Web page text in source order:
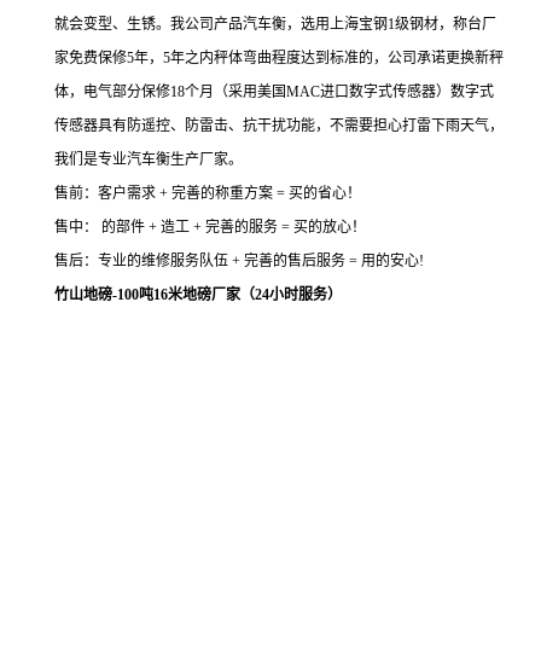
就会变型、生锈。我公司产品汽车衡，选用上海宝钢1级钢材，称台厂
家免费保修5年，5年之内秤体弯曲程度达到标准的，公司承诺更换新秤
体，电气部分保修18个月（采用美国MAC进口数字式传感器）数字式
传感器具有防遥控、防雷击、抗干扰功能，不需要担心打雷下雨天气，
我们是专业汽车衡生产厂家。
售前：客户需求 + 完善的称重方案 = 买的省心！
售中： 的部件 + 造工 + 完善的服务 = 买的放心！
售后：专业的维修服务队伍 + 完善的售后服务 = 用的安心!
竹山地磅-100吨16米地磅厂家（24小时服务）